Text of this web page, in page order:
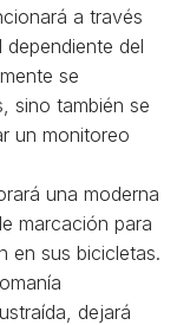
a través
del
se
sino también se
un monitoreo
una moderna
marcación para
en sus bicicletas.
dejará